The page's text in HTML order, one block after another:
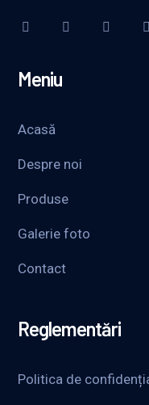
Meniu
Acasă
Despre noi
Produse
Galerie foto
Contact
Reglementări
Politica de